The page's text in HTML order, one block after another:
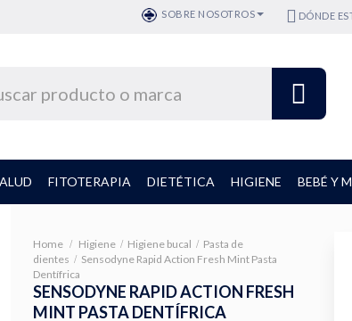
SOBRE NOSOTROS DÓNDE
FITOTERAPIA DIETÉTICA HIGIENE BEBÉ Y
Home Higiene Higiene bucal
Pasta de
dientes
Sensodyne Rapid Action Fresh Mint Pasta
Dentífrica
SENSODYNE RAPID ACTION FRESH
MINT PASTA DENTÍFRICA